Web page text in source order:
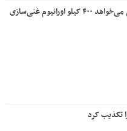
بخشایش اردستانی: گروسی می‌خواهد ۴۰۰ کیلو اورانیوم غنی‌سازی
تکذیب کرد